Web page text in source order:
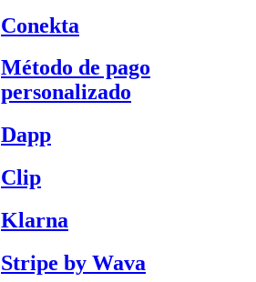
Conekta
Método de pago
personalizado
Dapp
Clip
Klarna
Stripe by Wava